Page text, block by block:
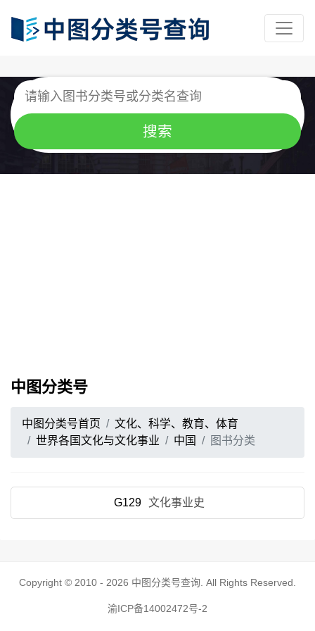
中图分类号
中图分类号首页
文化、科学、教育、体育
世界各国文化与文化事业
中国 图书分类
G129 文化事业史
Copyright © 2010 - 2026 中图分类号查询 . All Rights Reserved.
渝ICP备14002472号-2